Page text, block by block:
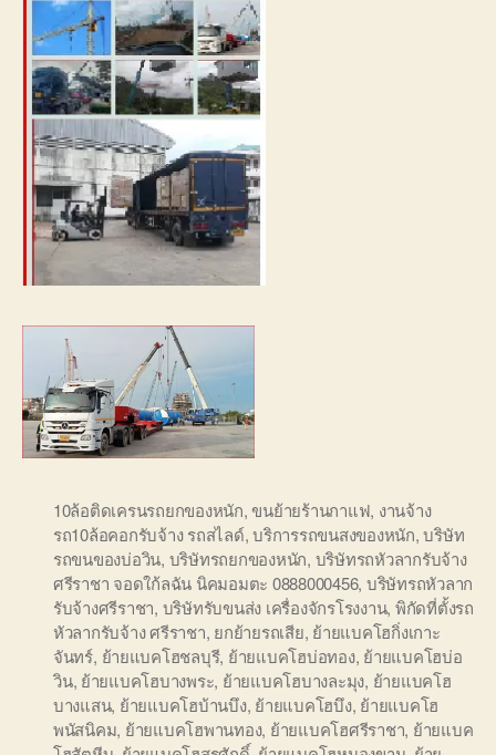
10ล้อติดเครนรถยกของหนัก,ขนย้ายร้านกาแฟ, งานจ้าง
รถ10ล้อคอกรับจ้าง รถสไลด์,บริการรถขนสงของหนัก,บริษัท
รถขนของบ่อวิน, บริษัทรถยกของหนัก, บริษัทรถหัวลากรับจ้าง
ศรีราชา จอดใก้ลฉัน นิคมอมตะ 0888000456, บริษัทรถหัวลาก
รับจ้างศรีราชา, บริษัทรับขนส่ง เครื่องจักรโรงงาน, พิกัดที่ตั้งรถ
หัวลากรับจ้าง ศรีราชา, ยกย้ายรถเสีย, ย้ายแบคโฮกิ่งเกาะ
จันทร์, ย้ายแบคโฮชลบุรี, ย้ายแบคโฮบ่อทอง, ย้ายแบคโฮบ่อ
วิน, ย้ายแบคโฮบางพระ, ย้ายแบคโฮบางละมุง, ย้ายแบคโฮ
บางแสน, ย้ายแบคโฮบ้านบึง, ย้ายแบคโฮบึง, ย้ายแบคโฮ
พนัสนิคม, ย้ายแบคโฮพานทอง, ย้ายแบคโฮศรีราชา, ย้ายแบค